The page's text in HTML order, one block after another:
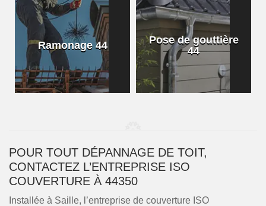
Ramonage 44
Pose de gouttière
44
POUR TOUT DÉPANNAGE DE TOIT,
CONTACTEZ L’ENTREPRISE ISO
COUVERTURE À 44350
Installée à Saille, l’entreprise de couverture ISO